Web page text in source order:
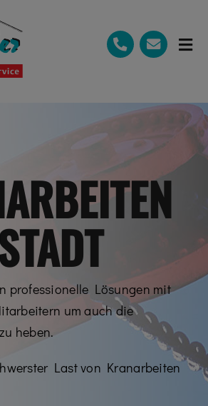
0
professionelle Lösungen mit
um auch die
heben.
Last von Kranarbeiten